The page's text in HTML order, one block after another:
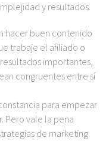
y resultados.
hacer buen contenido
trabaje el afiliado o
importantes,
congruentes entre sí
para empezar
Pero vale la pena
de marketing